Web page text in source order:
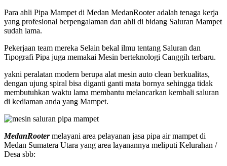
Para ahli Pipa Mampet di Medan MedanRooter adalah tenaga kerja
yang profesional berpengalaman dan ahli di bidang Saluran Mampet
sudah lama.
Pekerjaan team mereka Selain bekal ilmu tentang Saluran dan
Tipografi Pipa juga memakai Mesin berteknologi Canggih terbaru.
yakni peralatan modern berupa alat mesin auto clean berkualitas,
dengan ujung spiral bisa diganti ganti mata bornya sehingga tidak
membutuhkan waktu lama membantu melancarkan kembali saluran
di kediaman anda yang Mampet.
MedanRootermelayani area pelayanan jasa pipa air mampet di
Medan Sumatera Utara yang area layanannya meliputi Kelurahan /
Desa sbb: